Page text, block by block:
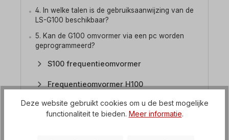
4. In welke talen is de gebruiksaanwijzing van de
LS-G100 beschikbaar?
5. Kan de G100 omvormer via een pc worden
geprogrammeerd?
S100 frequentieomvormer
Frequentieomvormer H100
Frequentieomvormer iS7
Deze website gebruikt cookies om u de best mogelijke
functionaliteit te bieden. Meer informatie.